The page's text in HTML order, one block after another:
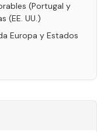
(Portugal y
(EE. UU.)
Europa y Estados